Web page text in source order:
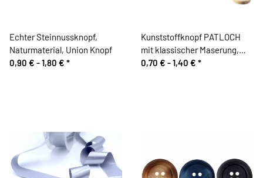
Echter Steinnussknopf,
Naturmaterial, Union Knopf
0,90 € -1,80 € *
Kunststoffknopf PATLOCH
mit klassischer Maserung,
Union Knopf
0,70 € -1,40 € *